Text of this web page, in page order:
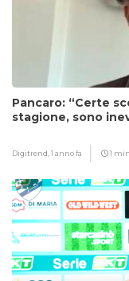
Pancaro: “Certe
stagione, sono
Digitrend,1 anno fa 1